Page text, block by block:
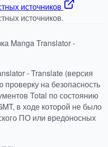
источников
источников.
Manga Translator -
- Translate (версия
на безопасность
Total по состоянию
в ходе которой не было
ПО или вредоносных